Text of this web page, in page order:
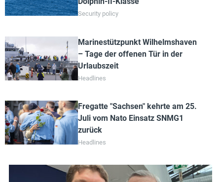
Security policy
Marinestützpunkt Wilhelmshaven
– Tage der offenen Tür in der
Urlaubszeit
Headlines
Fregatte "Sachsen" kehrte am 25.
Juli vom Nato Einsatz SNMG1
zurück
Headlines